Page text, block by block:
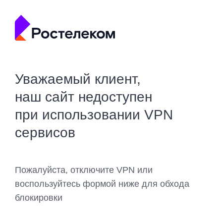
Уважаемый клиент,
наш сайт недоступен
при использовании VPN
сервисов
Пожалуйста, отключите VPN или
воспользуйтесь формой ниже для обхода
блокировки